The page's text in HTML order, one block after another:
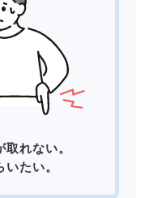
れない。
たい。